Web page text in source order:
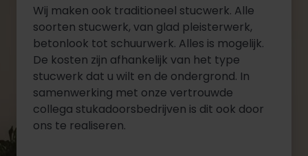
Wij maken ook traditioneel stucwerk. Alle
soorten stucwerk, van glad pleisterwerk,
betonlook tot schuurwerk. Alles is mogelijk.
De kosten zijn afhankelijk van het type
stucwerk dat u wilt en de ondergrond. In
samenwerking met onze vertrouwde
collega stukadoorsbedrijven is dit ook door
ons te realiseren.